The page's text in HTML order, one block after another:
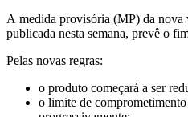
A medida provisória (MP) da nova
publicada nesta semana, prevê o
Pelas novas regras:
o produto começará a ser
o limite de comprometimento